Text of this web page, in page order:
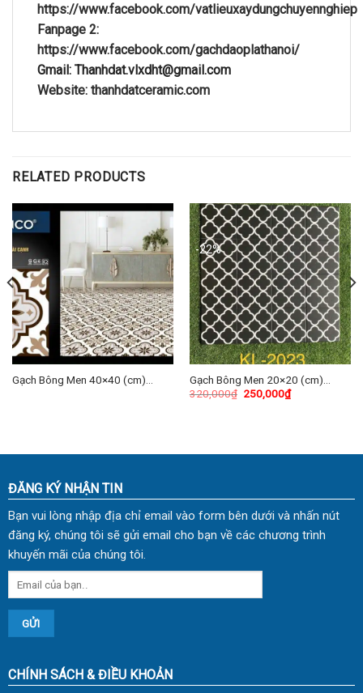
https://www.facebook.com/vatlieuxaydungchuyennghiep
Fanpage 2:
https://www.facebook.com/gachdaoplathanoi/
Gmail: Thanhdat.vlxdht@gmail.com
Website: thanhdatceramic.com
RELATED PRODUCTS
Gạch Bông Men 40×40 (cm)
-22%
Gạch Bông Men 20×20 (cm)
TDKL-2023
320,000₫ 250,000₫
ĐĂNG KÝ NHẬN TIN
Bạn vui lòng nhập địa chỉ email vào form bên dưới và nhấn nút
đăng ký, chúng tôi sẽ gửi email cho bạn về các chương trình
khuyến mãi của chúng tôi.
CHÍNH SÁCH & ĐIỀU KHOẢN